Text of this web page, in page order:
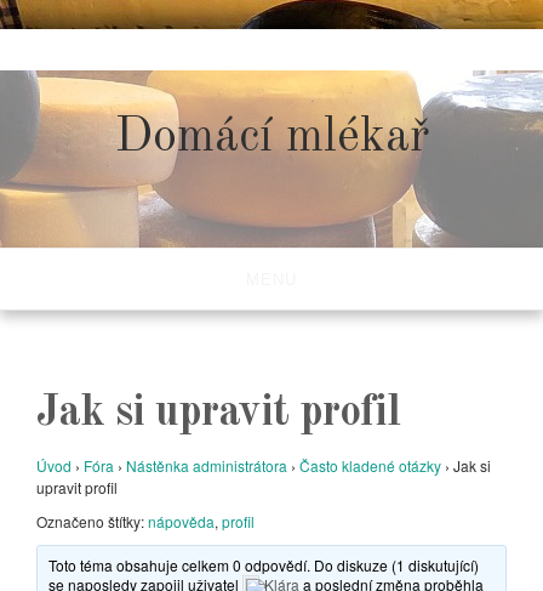
to
content
Domácí mlékař
Jak si upravit profil
Úvod › Fóra › Nástěnka administrátora › Často kladené otázky › Jak si
upravit profil
Označeno štítky:nápověda, profil
Toto téma obsahuje celkem 0 odpovědí. Do diskuze (1 diskutující)
se naposledy zapojil uživatel
Klára a poslední změna proběhla